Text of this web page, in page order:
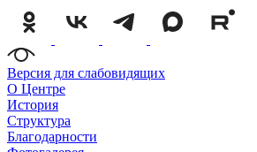
Версия для слабовидящих
О Центре
История
Структура
Благодарности